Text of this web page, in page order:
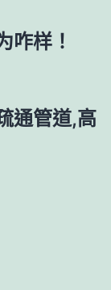
咋样！
通管道,高